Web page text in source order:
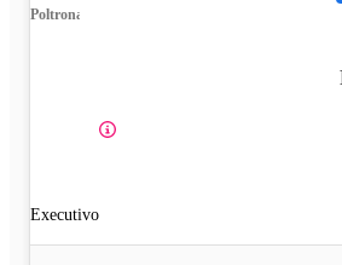
Poltrona
Executivo